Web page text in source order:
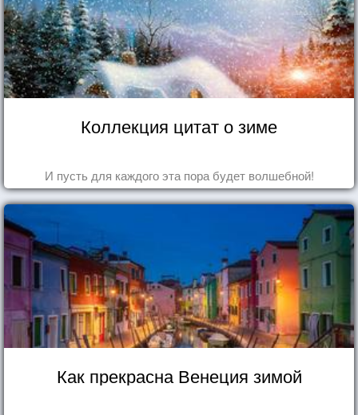
Коллекция цитат о зиме
И пусть для каждого эта пора будет волшебной!
Как прекрасна Венеция зимой